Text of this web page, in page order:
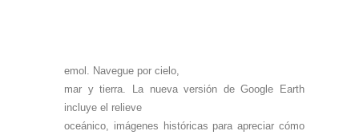
emol. Navegue por cielo,
mar y tierra.
La nueva versión de Google Earth
incluye el relieve
oceánico, imágenes históricas para apreciar cómo